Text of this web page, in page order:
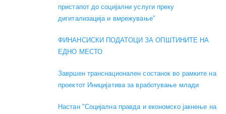
пристапот до социјални услуги преку
дигитализација и вмрежување”
ФИНАНСИСКИ ПОДАТОЦИ ЗА ОПШТИНИТЕ НА
ЕДНО МЕСТО
Завршен транснационален состанок во рамките на
проектот Иницијатива за вработување млади
Настан "Социјална правда и економско јакнење на